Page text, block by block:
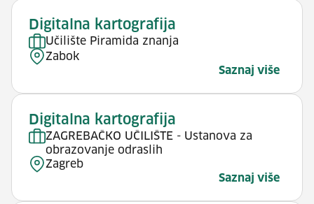
Digitalna kartografija
Učilište Piramida znanja
Zabok
Saznaj više
Digitalna kartografija
ZAGREBAČKO UČILIŠTE - Ustanova za
obrazovanje odraslih
Zagreb
Saznaj više